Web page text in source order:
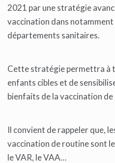
2021 par une stratégie
vaccination dans
départements sanitaires.
Cette stratégie permettra à
enfants cibles et de
bienfaits de la vaccination
Il convient de rappeler que,
vaccination de routine sont
le VAR, le VAA…